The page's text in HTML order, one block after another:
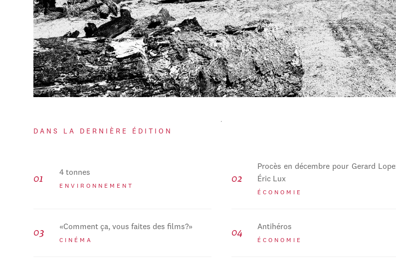
DANS LA DERNIÈRE ÉDITION
4 tonnes
ENVIRONNEMENT
Procès en décembre pour Gerard
Éric Lux
ÉCONOMIE
«Comment ça, vous faites des films?»
CINÉMA
Antihéros
ÉCONOMIE